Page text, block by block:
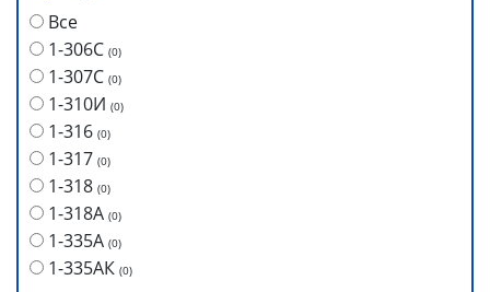
Все
1-306С (0)
1-307С (0)
1-310И (0)
1-316 (0)
1-317 (0)
1-318 (0)
1-318А (0)
1-335А (0)
1-335АК (0)